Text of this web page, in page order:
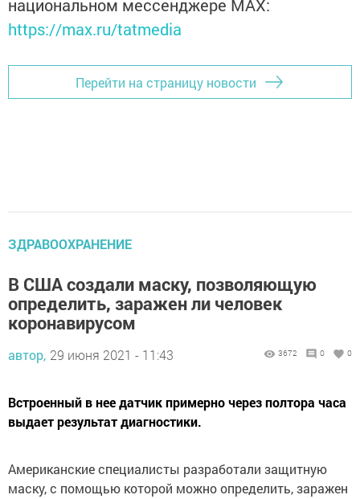
национальном мессенджере MАХ:
https://max.ru/tatmedia
Перейти на страницу новости
ЗДРАВООХРАНЕНИЕ
В США создали маску, позволяющую
определить, заражен ли человек
коронавирусом
автор, 29 июня 2021 - 11:43 3672 0 0
Встроенный в нее датчик примерно через полтора часа
выдает результат диагностики.
Американские специалисты разработали защитную
маску, с помощью которой можно определить, заражен